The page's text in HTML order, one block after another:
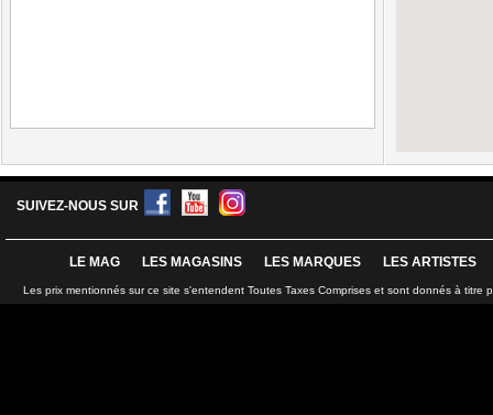
SUIVEZ-NOUS SUR
LE MAG LES MAGASINS LES MARQUES LES ARTISTES
Les prix mentionnés sur ce site s'entendent Toutes Taxes Comprises et sont donnés à